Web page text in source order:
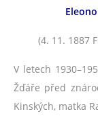
(4. 11. 1887
V letech
Žďáře před
Kinských, matka